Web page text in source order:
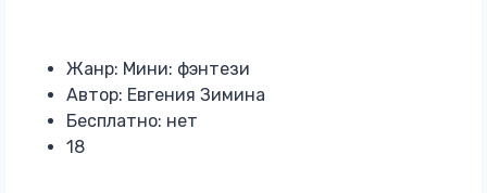
Жанр: Мини: фэнтези
Автор: Евгения Зимина
Бесплатно: нет
18